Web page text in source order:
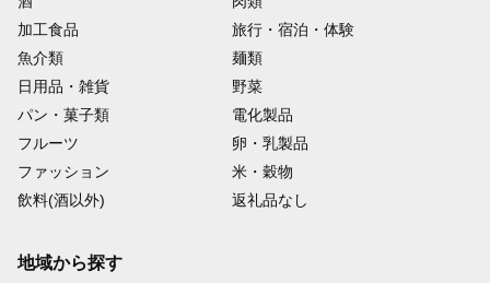
加工食品
旅行・宿泊・体験
魚介類
麺類
日用品・雑貨
野菜
パン・菓子類
電化製品
フルーツ
卵・乳製品
ファッション
米・穀物
飲料(酒以外)
返礼品なし
地域から探す